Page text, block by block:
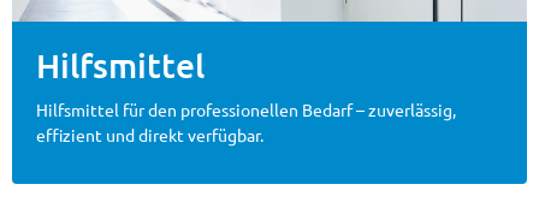
Hilfsmittel
Hilfsmittel für den professionellen Bedarf – zuverlässig,
effizient und direkt verfügbar.